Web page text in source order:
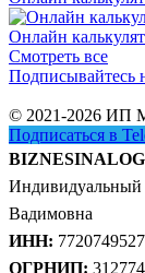
Онлайн
Смотреть все
Подписывайтесь
© 2021-2026 ИП
Подписаться в
Индивидуальный
Вадимовна
ИНН:
ОГРНИП: